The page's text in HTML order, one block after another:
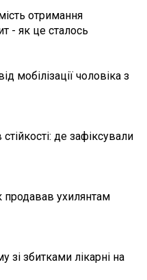
отримання
- як це сталось
мобілізації чоловіка з
де зафіксували
ухилянтам
зі збитками лікарні на